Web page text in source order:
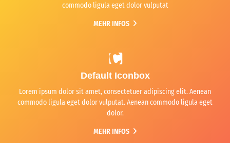
commodo ligula eget dolor vulputat
MEHR INFOS
Default Iconbox
Lorem ipsum dolor sit amet, consectetuer adipiscing elit. Aenean
commodo ligula eget dolor vulputat. Aenean commodo ligula eget
dolor.
MEHR INFOS